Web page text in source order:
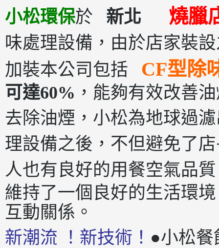
小松環保於 新北 燒臘
味處理設備，由於店家裝
加裝本公司包括 CF型除
可達60% ，能夠有效改善
去除油煙，小松為地球過
理設備之後，不但避免了
人也有良好的用餐空氣品
維持了一個良好的生活環
互動關係。
新潮流 ！新技術！ ●小松餐